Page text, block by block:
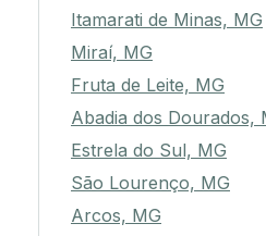
Itamarati de Minas, MG
Miraí, MG
Fruta de Leite, MG
Abadia dos Dourados,
Estrela do Sul, MG
São Lourenço, MG
Arcos, MG